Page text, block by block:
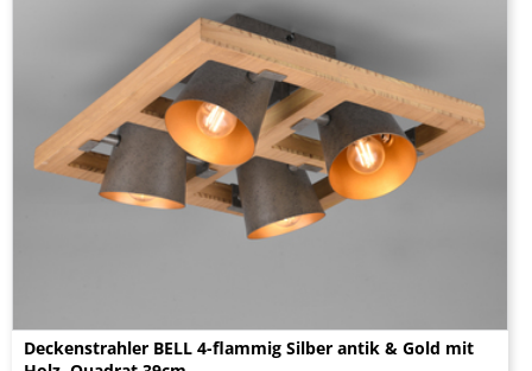
Deckenstrahler BELL 4-flammig Silber antik & Gold mit